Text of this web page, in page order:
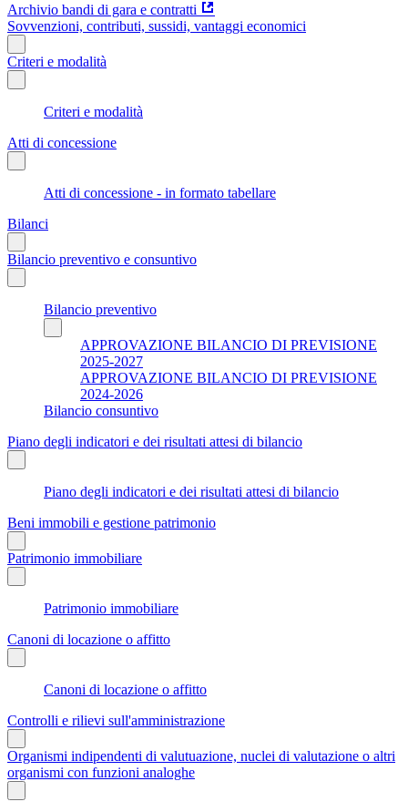
Archivio bandi di gara e contratti
Sovvenzioni, contributi, sussidi, vantaggi economici
Criteri e modalità
Criteri e modalità
Atti di concessione
Atti di concessione - in formato tabellare
Bilanci
Bilancio preventivo e consuntivo
Bilancio preventivo
APPROVAZIONE BILANCIO DI PREVISIONE
2025-2027
APPROVAZIONE BILANCIO DI PREVISIONE
2024-2026
Bilancio consuntivo
Piano degli indicatori e dei risultati attesi di bilancio
Piano degli indicatori e dei risultati attesi di bilancio
Beni immobili e gestione patrimonio
Patrimonio immobiliare
Patrimonio immobiliare
Canoni di locazione o affitto
Canoni di locazione o affitto
Controlli e rilievi sull'amministrazione
Organismi indipendenti di valutuazione, nuclei di valutazione o altri
organismi con funzioni analoghe